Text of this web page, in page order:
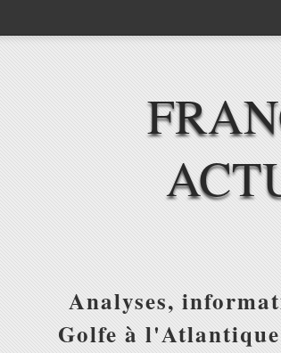
Analyses,
Golfe à